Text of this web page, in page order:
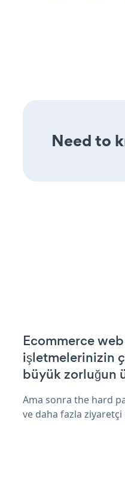
Need to
Ecommerce
işletmelerinizin
büyük zorluğun
Ama sonra the hard
ve daha fazla ziyaretçi